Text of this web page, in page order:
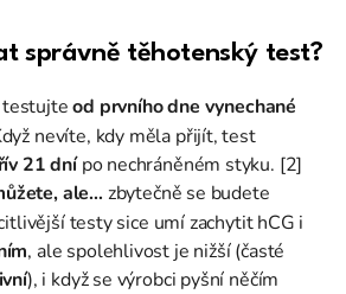
správně těhotenský test?
testujteod prvního dne vynechané
nevíte, kdy měla přijít, test
21 dnípo nechráněném styku. [2]
ale… zbytečně se budete
testy sice umí zachytit hCG i
, ale spolehlivost je nižší (časté
), i když se výrobci pyšní něčím